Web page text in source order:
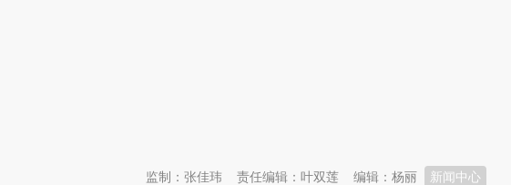
新闻中心
编辑：杨丽
责任编辑：叶双莲
监制：张佳玮